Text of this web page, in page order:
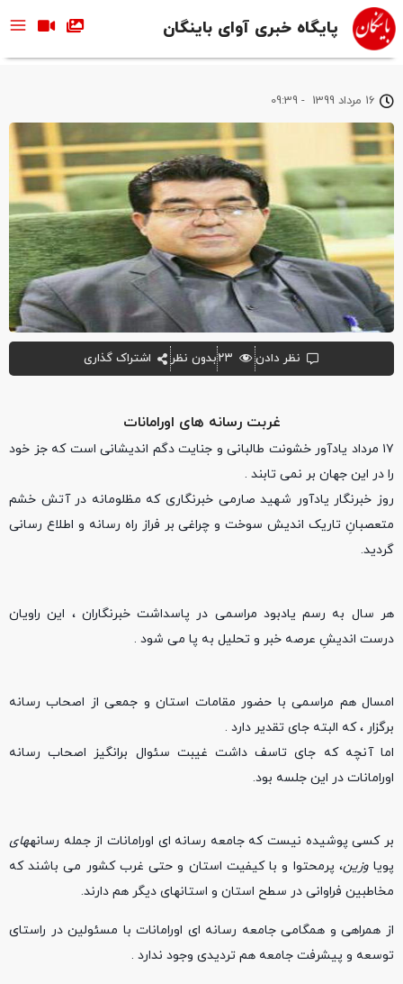
پایگاه خبری آوای باینگان
غربت رسانه های اورامانات
16 مرداد 1399 -
09:39
نظر دادن ۲۳بدون نظر اشتراک گذاری
۱۷ مرداد یادآور خشونت طالبانی و جنایت دگم اندیشانی است که جز خود
را در این جهان بر نمی تابند .
روز خبرنگار یادآور شهید صارمی خبرنگاری که مظلومانه در آتش خشم
متعصبانِ تاریک اندیش سوخت و چراغی بر فراز راه رسانه و اطلاع رسانی
گردید.
هر سال به رسم یادبود مراسمی در پاسداشت خبرنگاران ، این راویان
درست اندیشِ عرصه خبر و تحلیل به پا می شود .
امسال هم مراسمی با حضور مقامات استان و جمعی از اصحاب رسانه
برگزار ، که البته جای تقدیر دارد .
اما آنچه که جای تاسف داشت غیبت سئوال برانگیز اصحاب رسانه
اورامانات در این جلسه بود.
بر کسی پوشیده نیست که جامعه رسانه ای اورامانات از جمله رسانههای
پویاوزین، پرمحتوا و با کیفیت استان و حتی غرب کشور می باشند که
مخاطبین فراوانی در سطح استان و استانهای دیگر هم دارند.
از همراهی و همگامی جامعه رسانه ای اورامانات با مسئولین در راستای
توسعه و پیشرفت جامعه هم تردیدی وجود ندارد .